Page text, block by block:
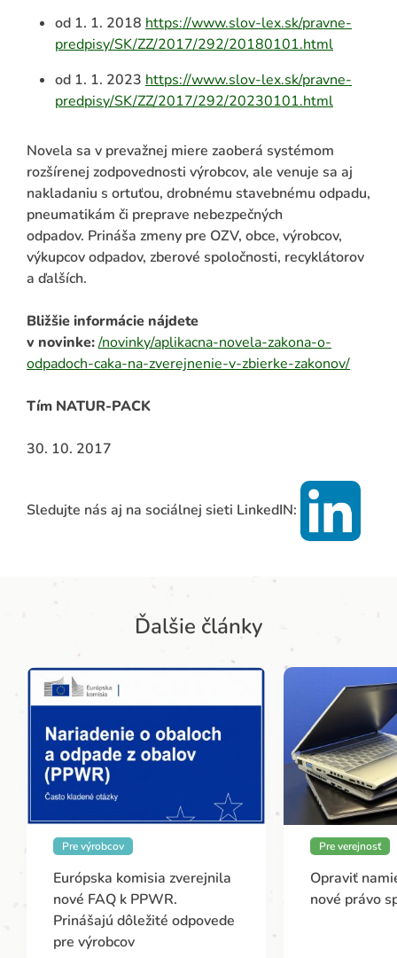
od 1. 1. 2018 https://www.slov-lex.sk/pravne-
predpisy/SK/ZZ/2017/292/20180101.html
od 1. 1. 2023 https://www.slov-lex.sk/pravne-
predpisy/SK/ZZ/2017/292/20230101.html
Novela sa v prevažnej miere zaoberá systémom
rozšírenej zodpovednosti výrobcov, ale venuje sa aj
nakladaniu s ortuťou, drobnému stavebnému odpadu,
pneumatikám či preprave nebezpečných
odpadov. Prináša zmeny pre OZV, obce, výrobcov,
výkupcov odpadov, zberové spoločnosti, recyklátorov
a ďalších.
Bližšie informácie nájdete
v novinke:/novinky/aplikacna-novela-zakona-o-
odpadoch-caka-na-zverejnenie-v-zbierke-zakonov/
Tím NATUR-PACK
30. 10. 2017
Sledujte nás aj na sociálnej sieti LinkedIN:
Ďalšie články
Pre výrobcov
Európska komisia zverejnila
nové FAQ k PPWR.
Prinášajú dôležité odpovede
pre výrobcov
Pre verejnosť
Opraviť
nové právo